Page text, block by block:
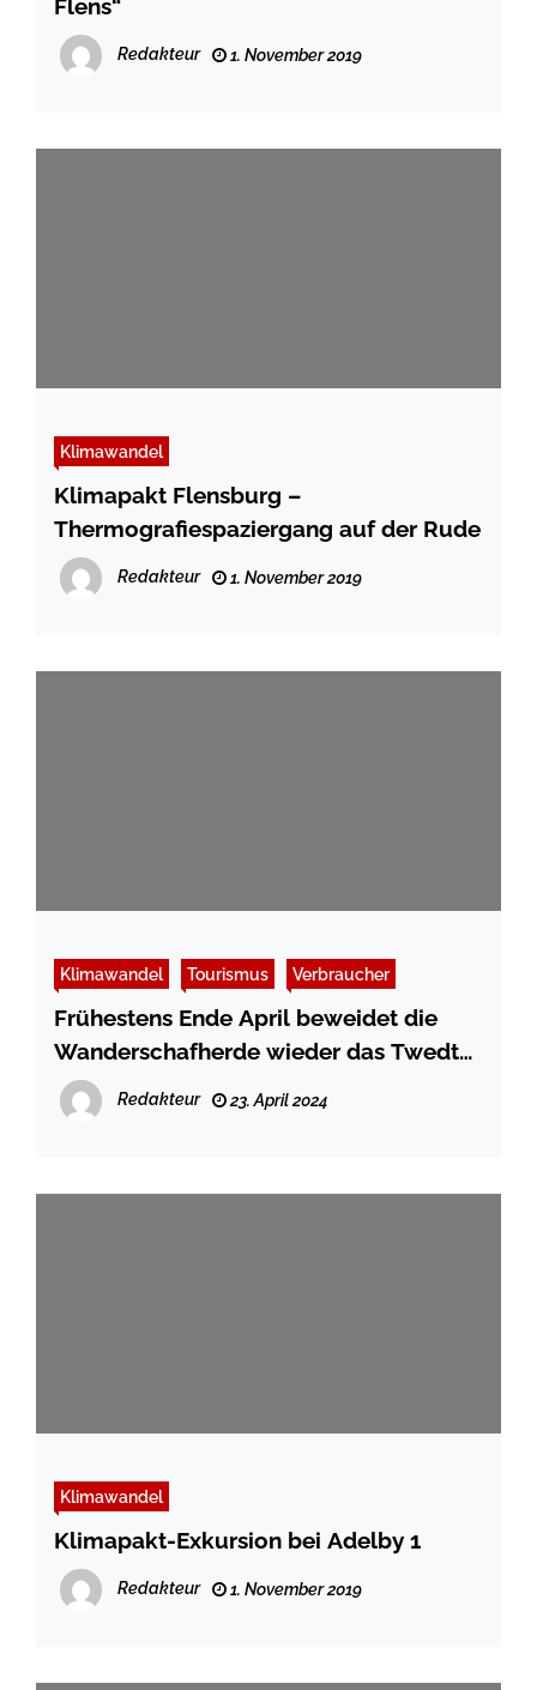
Flens“
Redakteur 1. November 2019
Klimawandel
Klimapakt Flensburg –
Thermografiespaziergang auf der Rude
Redakteur 1. November 2019
Klimawandel Tourismus Verbraucher
Frühestens Ende April beweidet die
Wanderschafherde wieder das Twedter
Feld
Redakteur 23. April 2024
Klimawandel
Klimapakt-Exkursion bei Adelby 1
Redakteur 1. November 2019